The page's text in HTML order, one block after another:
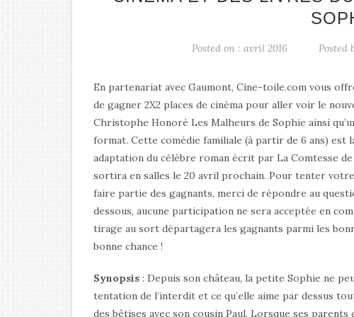
Posted on : avril 2016 Posted
En partenariat avec Gaumont, Cine-toile.com vous
de gagner 2X2 places de cinéma pour aller voir le
Christophe Honoré Les Malheurs de Sophie ainsi
format. Cette comédie familiale (à partir de 6 ans) est
adaptation du célèbre roman écrit par La Comtesse
sortira en salles le 20 avril prochain. Pour tenter
faire partie des gagnants, merci de répondre au
dessous, aucune participation ne sera acceptée en
tirage au sort départagera les gagnants parmi les
bonne chance !
Synopsis : Depuis son château, la petite Sophie ne
tentation de l’interdit et ce qu’elle aime par dessus
des bêtises avec son cousin Paul. Lorsque ses parents